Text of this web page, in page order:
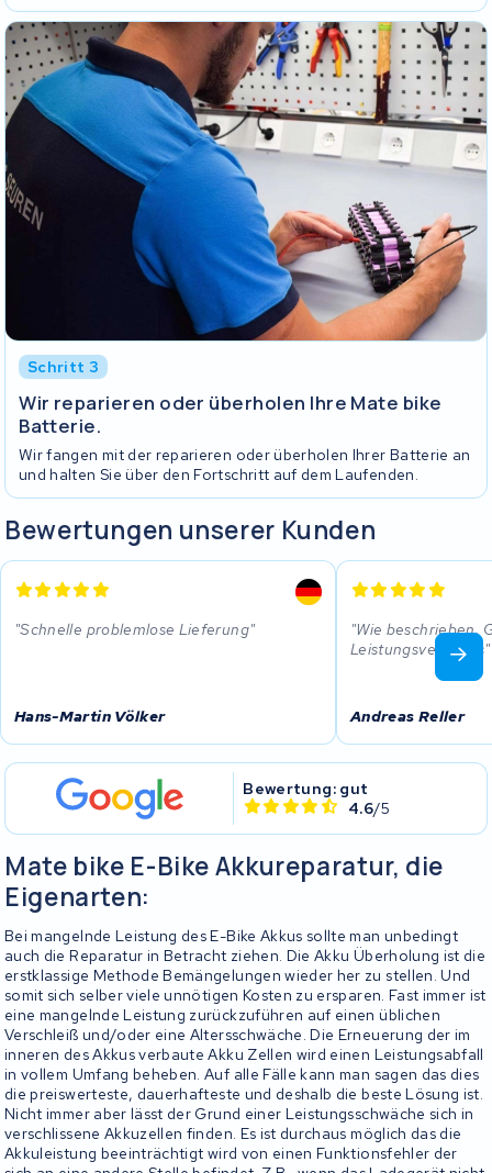
Schritt 3
Wir reparieren oder überholen Ihre Mate bike
Batterie.
Wir fangen mit der reparieren oder überholen Ihrer Batterie an
und halten Sie über den Fortschritt auf dem Laufenden.
Bewertungen unserer Kunden
Schnelle problemlose Lieferung
Hans-Martin Völker
Wie beschrieben.
Leistungsverhätnis
Andreas Reller
Bewertung: gut
4.6/5
Mate bike E-Bike Akkureparatur, die
Eigenarten:
Bei mangelnde Leistung des E-Bike Akkus sollte man unbedingt
auch die Reparatur in Betracht ziehen. Die Akku Überholung ist die
erstklassige Methode Bemängelungen wieder her zu stellen. Und
somit sich selber viele unnötigen Kosten zu ersparen. Fast immer ist
eine mangelnde Leistung zurückzuführen auf einen üblichen
Verschleiß und/oder eine Altersschwäche. Die Erneuerung der im
inneren des Akkus verbaute Akku Zellen wird einen Leistungsabfall
in vollem Umfang beheben. Auf alle Fälle kann man sagen das dies
die preiswerteste, dauerhafteste und deshalb die beste Lösung ist.
Nicht immer aber lässt der Grund einer Leistungsschwäche sich in
verschlissene Akkuzellen finden. Es ist durchaus möglich das die
Akkuleistung beeinträchtigt wird von einen Funktionsfehler der